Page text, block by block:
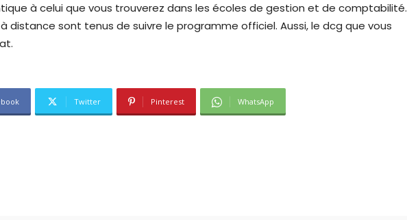
à celui que vous trouverez dans les écoles de gestion et de comptabilité.
distance sont tenus de suivre le programme officiel. Aussi, le dcg que vous
Twitter Pinterest WhatsApp